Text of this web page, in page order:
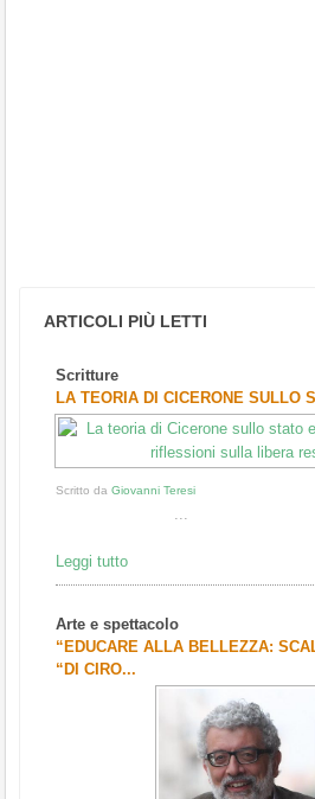
ARTICOLI PIÙ LETTI
Scritture
LA TEORIA DI CICERONE SULLO
Scritto da Giovanni Teresi
...
Leggi tutto
Arte e spettacolo
“EDUCARE ALLA BELLEZZA:
“DI CIRO...